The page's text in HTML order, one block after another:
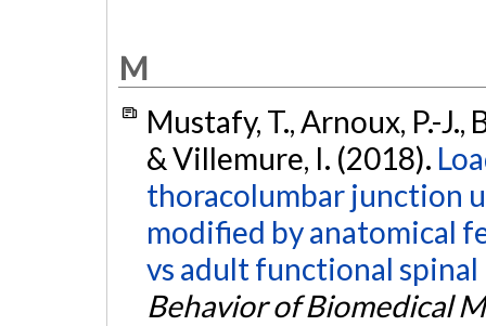
M
Mustafy, T., Arnoux, P.-J.,
& Villemure, I. (2018).
thoracolumbar junction
modified by anatomical
vs adult functional spinal
Behavior of Biomedical